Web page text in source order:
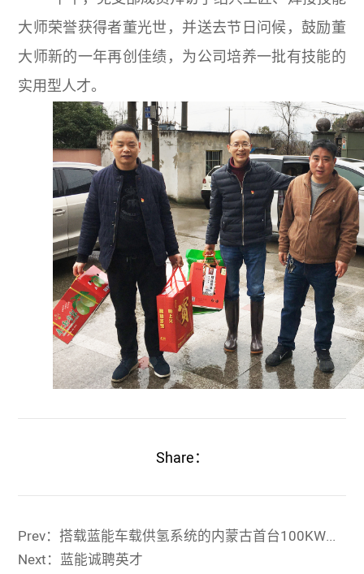
大师荣誉获得者董光世，并送去节日问候，鼓励董
大师新的一年再创佳绩，为公司培养一批有技能的
实用型人才。
Share：
Prev：搭载蓝能车载供氢系统的内蒙古首台100KW级氢燃料电池环卫车正式下线
Next：蓝能诚聘英才